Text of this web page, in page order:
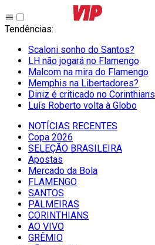
Tendências:
Scaloni sonho do Santos?
LH não jogará no Flamengo
Malcom na mira do Flamengo
Memphis na Libertadores?
Diniz é criticado no Corinthians
Luís Roberto volta à Globo
NOTÍCIAS RECENTES
Copa 2026
SELEÇÃO BRASILEIRA
Apostas
Mercado da Bola
FLAMENGO
SANTOS
PALMEIRAS
CORINTHIANS
AO VIVO
GRÊMIO